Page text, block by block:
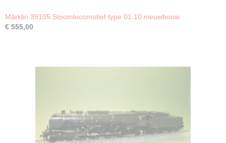
Märklin 39105 Stoomlocomotief type 01.10 nieuwbouw
€ 555,00